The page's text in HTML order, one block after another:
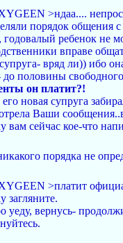
>ндаа....
порядок общения с
годовалый ребенок не
вправе
вряд ли)) ибо
до половины
он платит?!
новая супруга
Ваши
вам сейчас кое-что
порядка не
>платит
загляните.
уеду, вернусь-